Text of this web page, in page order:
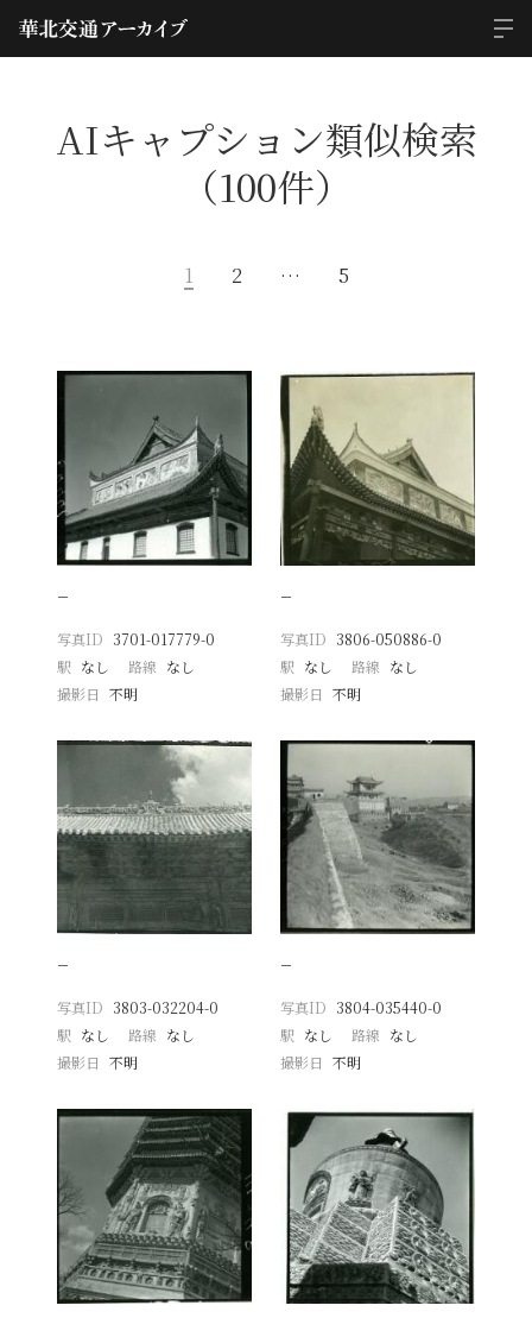
AIキャプション類似検索
（100件）
1 2 … 5
−
写真ID 3701-017779-0
駅 なし 路線 なし
撮影日
不明
−
写真ID 3806-050886-0
駅 なし 路線 なし
撮影日 不明
−
写真ID 3803-032204-0
駅 なし 路線 なし
撮影日
不明
−
写真ID 3804-035440-0
駅 なし 路線 なし
撮影日 不明